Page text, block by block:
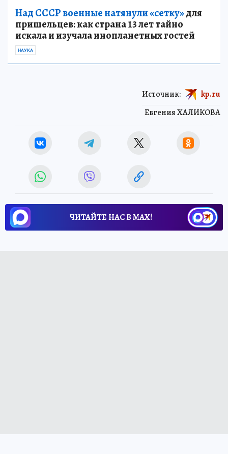
Над СССР военные натянули «сетку»для
пришельцев: как страна 13 лет тайно
искала и изучала инопланетных гостей
НАУКА
Евгения ХАЛИКОВА
Источник: kp.ru
ЧИТАЙТЕ НАС В МАХ!